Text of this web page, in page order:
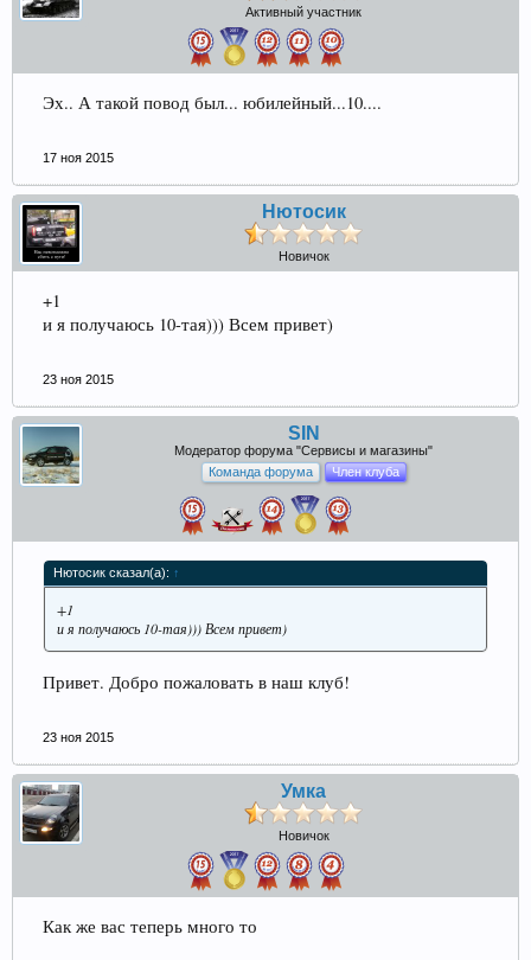
Активный участник
Эх.. А такой повод был... юбилейный...10....
17 ноя 2015
Нютосик
Новичок
+1
и я получаюсь 10-тая))) Всем привет)
23 ноя 2015
SIN
Модератор форума "Сервисы и магазины"
Команда форума
Член клуба
Нютосик сказал(а): ↑
+1
и я получаюсь 10-тая))) Всем привет)
Привет. Добро пожаловать в наш клуб!
23 ноя 2015
Умка
Новичок
Как же вас теперь много то